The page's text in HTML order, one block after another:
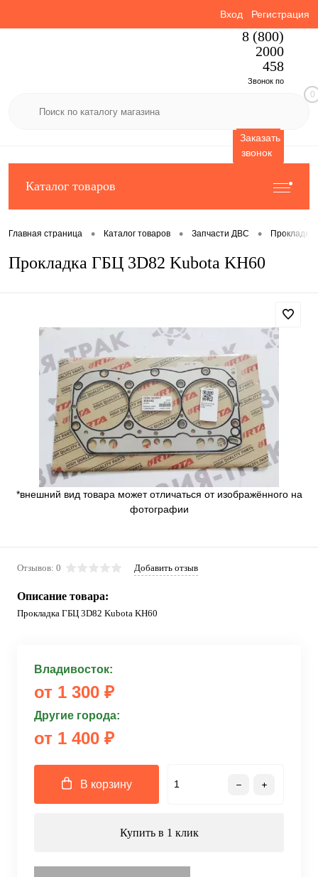
Вход Регистрация
8 (800)
2000
458
Звонок по
Заказать
звонок
0
Каталог товаров
Главная страница • Каталог товаров • Запчасти ДВС • Прокладки
Прокладка ГБЦ 3D82 Kubota KH60
*внешний вид товара может отличаться от изображённого на
фотографии
Отзывов: 0 Добавить отзыв
Описание товара:
Прокладка ГБЦ 3D82 Kubota KH60
Владивосток:
от 1 300 ₽
Другие города:
от 1 400 ₽
В корзину
Купить в 1 клик